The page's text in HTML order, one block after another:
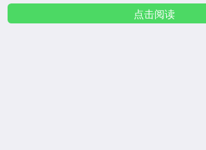
点击阅读